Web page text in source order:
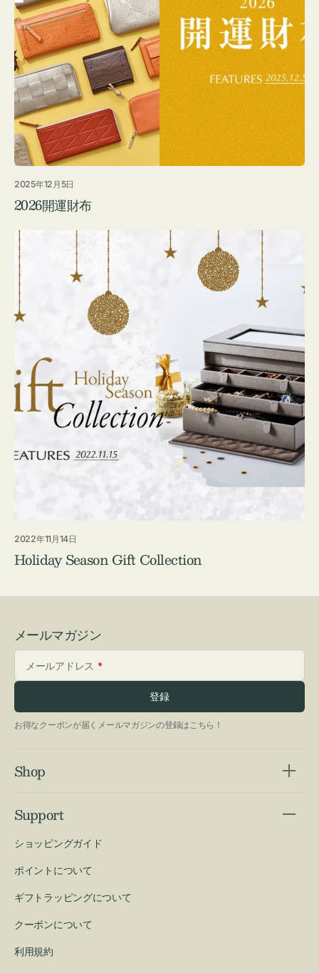
2025年12月5日
2026開運財布
2022年11月14日
Holiday Season Gift Collection
Shop
Support
ショッピングガイド
ポイントについて
ギフトラッピングについて
クーポンについて
利用規約
メールマガジン
メールアドレス
登録
お得なクーポンが届くメールマガジンの登録はこちら！